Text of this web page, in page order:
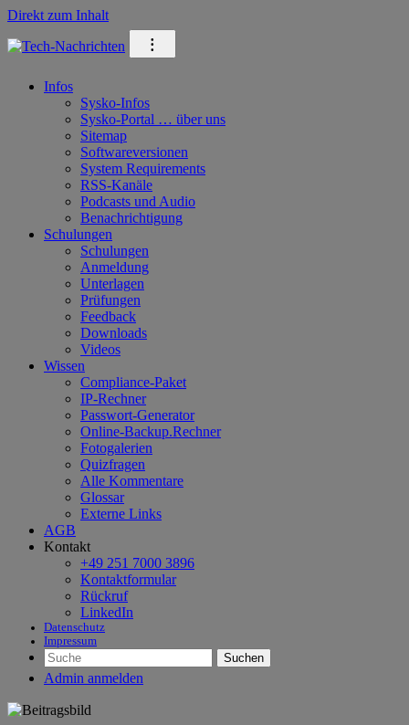
Direkt zum Inhalt
⁝
Infos
Sysko-Infos
Sysko-Portal … über uns
Sitemap
Softwareversionen
System Requirements
RSS-Kanäle
Podcasts und Audio
Benachrichtigung
Schulungen
Schulungen
Anmeldung
Unterlagen
Prüfungen
Feedback
Downloads
Videos
Wissen
Compliance-Paket
IP-Rechner
Passwort-Generator
Online-Backup.Rechner
Fotogalerien
Quizfragen
Alle Kommentare
Glossar
Externe Links
AGB
Kontakt
+49 251 7000 3896
Kontaktformular
Rückruf
LinkedIn
Datenschutz
Impressum
Suchen
Admin anmelden